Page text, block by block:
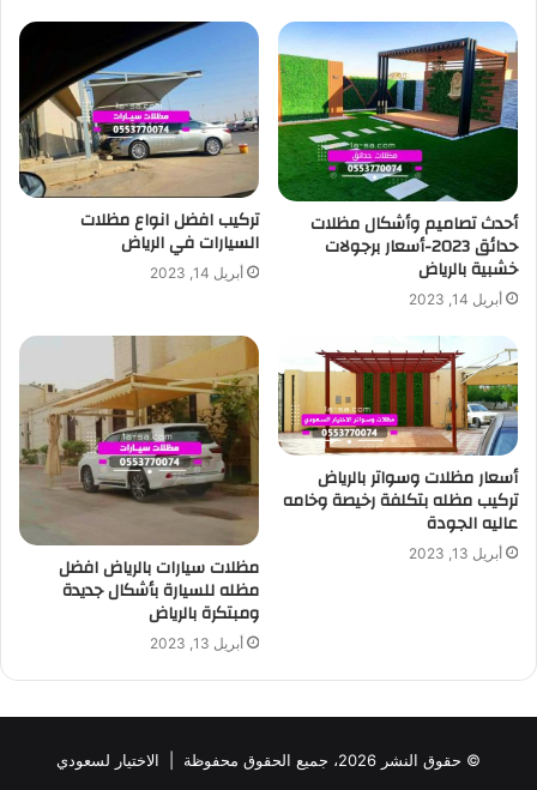
أحدث تصاميم وأشكال مظلات
حدائق 2023-أسعار برجولات
خشبية بالرياض
أبريل 14, 2023
تركيب افضل انواع مظلات
السيارات في الرياض
أبريل 14, 2023
أسعار مظلات وسواتر بالرياض
تركيب مظله بتكلفة رخيصة وخامه
عاليه الجودة
أبريل 13, 2023 مظلات سيارات بالرياض افضل
مظله للسيارة بأشكال جديدة
ومبتكرة بالرياض
أبريل 13, 2023
© حقوق النشر 2026، جميع الحقوق محفوظة | الاختيار لسعودي